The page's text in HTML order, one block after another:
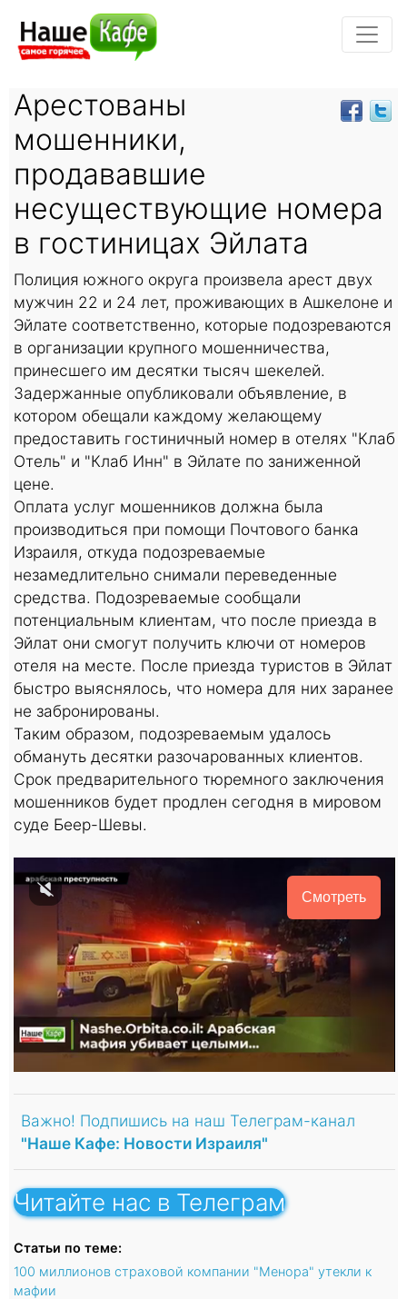
Арестованы
мошенники,
продававшие
несуществующие номера
в гостиницах Эйлата
Полиция южного округа произвела арест двух
мужчин 22 и 24 лет, проживающих в Ашкелоне и
Эйлате соответственно, которые подозреваются
в организации крупного мошенничества,
принесшего им десятки тысяч шекелей.
Задержанные опубликовали объявление, в
котором обещали каждому желающему
предоставить гостиничный номер в отелях "Клаб
Отель" и "Клаб Инн" в Эйлате по заниженной
цене.
Оплата услуг мошенников должна была
производиться при помощи Почтового банка
Израиля, откуда подозреваемые
незамедлительно снимали переведенные
средства. Подозреваемые сообщали
потенциальным клиентам, что после приезда в
Эйлат они смогут получить ключи от номеров
отеля на месте. После приезда туристов в Эйлат
быстро выяснялось, что номера для них заранее
не забронированы.
Таким образом, подозреваемым удалось
обмануть десятки разочарованных клиентов.
Срок предварительного тюремного заключения
мошенников будет продлен сегодня в мировом
суде Беер-Шевы.
Смотреть
Важно! Подпишись на наш Телеграм-канал
"Наше Кафе: Новости Израиля"
Читайте нас в Телеграм
Статьи по теме:
100 миллионов страховой компании "Менора" утекли к
мафии